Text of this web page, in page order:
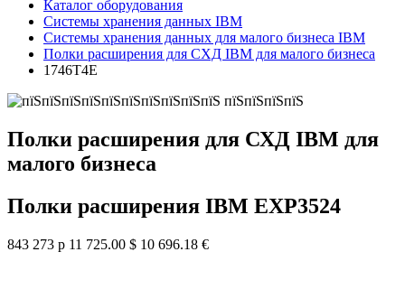
Каталог оборудования
Системы хранения данных IBM
Системы хранения данных для малого бизнеса IBM
Полки расширения для СХД IBM для малого бизнеса
1746T4E
Полки расширения для СХД IBM для
малого бизнеса
Полки расширения IBM EXP3524
843 273 р 11 725.00 $ 10 696.18 €